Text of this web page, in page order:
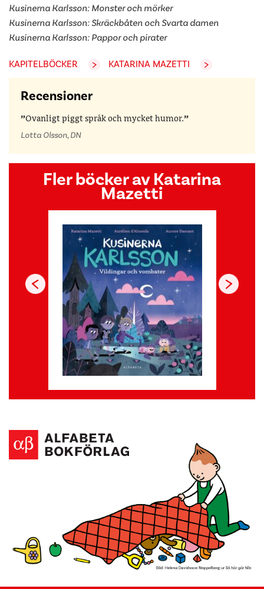
Kusinerna Karlsson: Monster och mörker
Kusinerna Karlsson: Skräckbåten och Svarta damen
Kusinerna Karlsson: Pappor och pirater
KAPITELBÖCKER KATARINA MAZETTI
Recensioner
Ovanligt piggt språk och mycket humor.
Lotta Olsson, DN
Fler böcker av Katarina
Mazetti